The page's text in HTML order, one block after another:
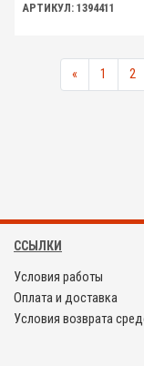
АРТИКУЛ: 1394411
« 1 2
ССЫЛКИ
Условия работы
Оплата и доставка
Условия возврата